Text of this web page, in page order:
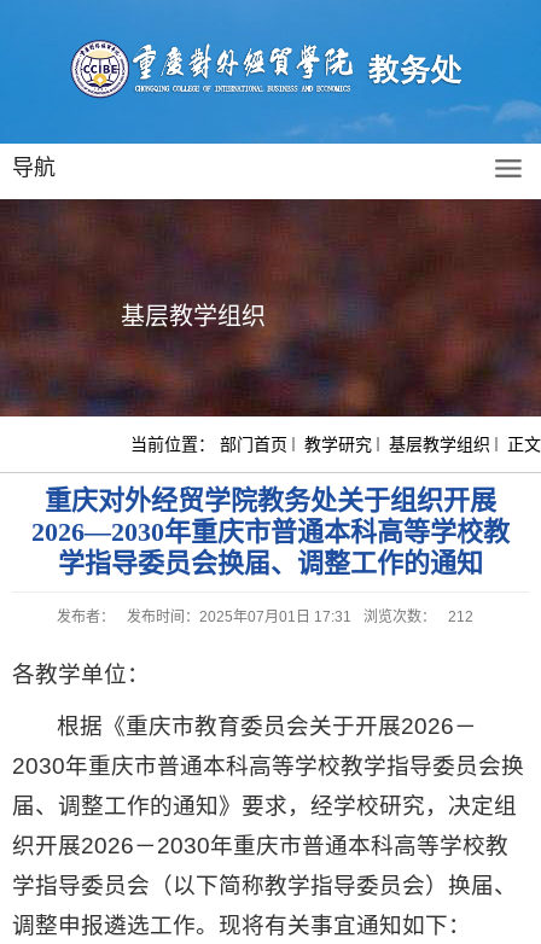
导航
基层教学组织
当前位置： 部门首页 教学研究 基层教学组织 正文
重庆对外经贸学院教务处关于组织开展
2026—2030年重庆市普通本科高等学校教
学指导委员会换届、调整工作的通知
发布者： 发布时间：2025年07月01日 17:31 浏览次数： 212
各教学单位：
根据《重庆市教育委员会关于开展2026－
2030年重庆市普通本科高等学校教学指导委员会换
届、调整工作的通知》要求，经学校研究，决定组
织开展2026－2030年重庆市普通本科高等学校教
学指导委员会（以下简称教学指导委员会）换届、
调整申报遴选工作。现将有关事宜通知如下：